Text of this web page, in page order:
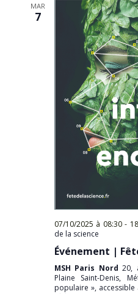
MAR
7
07/10/2025 à 08:30-
de la science
Événement |
MSH Paris Nord20,
Plaine Saint-Denis,
populaire »,